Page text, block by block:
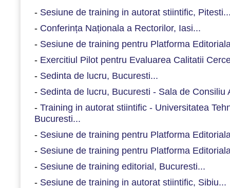
- Sesiune de training in autorat stiintific,
- Conferința Naționala a Rectorilor, Iasi...
- Sesiune de training pentru Platforma
- Exercitiul Pilot pentru Evaluarea Calitatii
- Sedinta de lucru, Bucuresti...
- Sedinta de lucru, Bucuresti - Sala de Consiliu
- Training in autorat stiintific - Universitatea
Bucuresti...
- Sesiune de training pentru Platforma
- Sesiune de training pentru Platforma
- Sesiune de training editorial, Bucuresti...
- Sesiune de training in autorat stiintific, Sibiu...